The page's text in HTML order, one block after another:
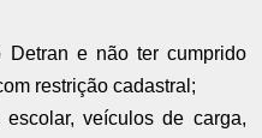
e não ter cumprido
restrição cadastral;
veículos de carga,